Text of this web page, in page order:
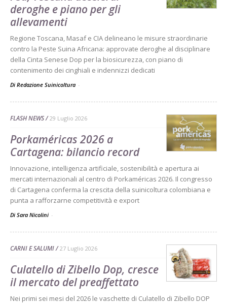
deroghe e piano per gli
allevamenti
Regione Toscana, Masaf e CIA delineano le misure straordinarie
contro la Peste Suina Africana: approvate deroghe al disciplinare
della Cinta Senese Dop per la biosicurezza, con piano di
contenimento dei cinghiali e indennizzi dedicati
Di Redazione Suinicoltura -
FLASH NEWS 29 Luglio 2026
Porkaméricas 2026 a
Cartagena: bilancio record
Innovazione, intelligenza artificiale, sostenibilità e apertura ai
mercati internazionali al centro di Porkaméricas 2026. Il congresso
di Cartagena conferma la crescita della suinicoltura colombiana e
punta a rafforzarne competitività e export
Di Sara Nicolini -
CARNI E SALUMI 27 Luglio 2026
Culatello di Zibello Dop, cresce
il mercato del preaffettato
Nei primi sei mesi del 2026 le vaschette di Culatello di Zibello DOP